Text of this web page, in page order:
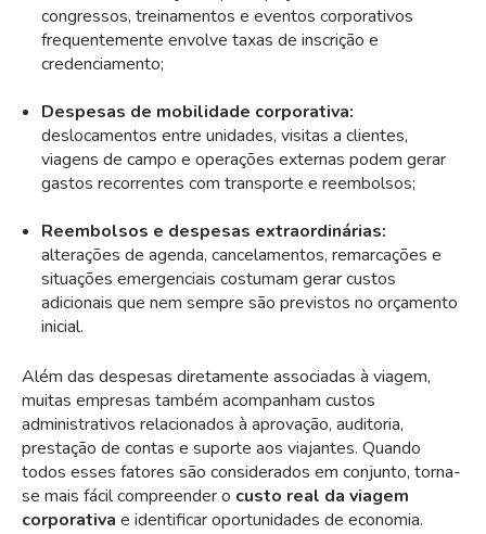
congressos, treinamentos e eventos corporativos
frequentemente envolve taxas de inscrição e
credenciamento;
Despesas de mobilidade corporativa:
deslocamentos entre unidades, visitas a clientes,
viagens de campo e operações externas podem gerar
gastos recorrentes com transporte e reembolsos;
Reembolsos e despesas extraordinárias:
alterações de agenda, cancelamentos, remarcações e
situações emergenciais costumam gerar custos
adicionais que nem sempre são previstos no orçamento
inicial.
Além das despesas diretamente associadas à viagem,
muitas empresas também acompanham custos
administrativos relacionados à aprovação, auditoria,
prestação de contas e suporte aos viajantes. Quando
todos esses fatores são considerados em conjunto, torna-
se mais fácil compreender o custo real da viagem
corporativa e identificar oportunidades de economia.